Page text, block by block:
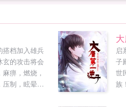
搭档加入雄兵
玄的攻击将会
痹，燃烧，
压制，眩晕任
启
子
世
族